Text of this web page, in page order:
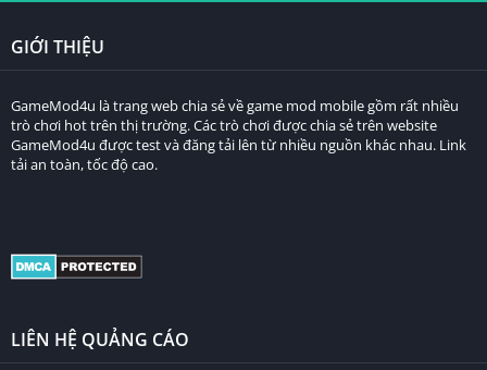
GIỚI THIỆU
GameMod4u là trang web chia sẻ về game mod mobile gồm rất nhiều
trò chơi hot trên thị trường. Các trò chơi được chia sẻ trên website
GameMod4u được test và đăng tải lên từ nhiều nguồn khác nhau. Link
tải an toàn, tốc độ cao.
LIÊN HỆ QUẢNG CÁO